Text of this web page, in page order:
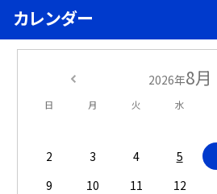
カレンダー
2026年8月
日 月 火 水
2
3 4 5
9
10 11 12